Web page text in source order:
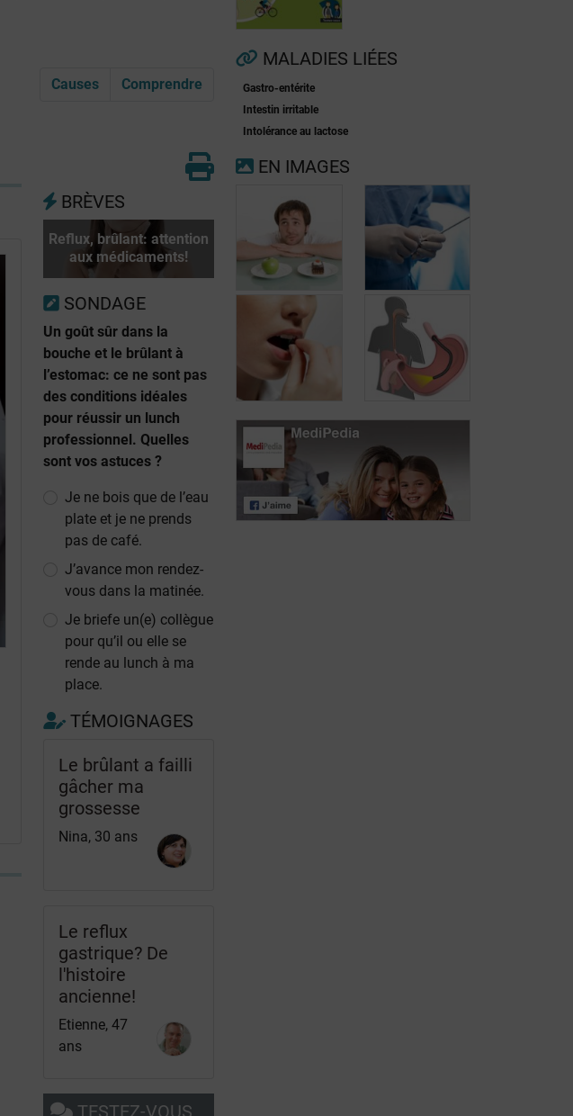
Causes Comprendre
BRÈVES
Reflux, brûlant: attention
aux médicaments!
SONDAGE
Un goût sûr dans la
bouche et le brûlant à
l’estomac: ce ne sont pas
des conditions idéales
pour réussir un lunch
professionnel. Quelles
sont vos astuces ?
Je ne bois que de l’eau
plate et je ne prends
pas de café.
J’avance mon rendez-
vous dans la matinée.
Je briefe un(e) collègue
pour qu’il ou elle se
rende au lunch à ma
place.
TÉMOIGNAGES
Le brûlant a failli
gâcher ma
grossesse
Nina, 30 ans
Le reflux
gastrique? De
l'histoire
ancienne!
Etienne, 47
ans
TESTEZ-VOUS
Fibrillation
auriculaire
Insuffisance
pancréatique
MALADIES LIÉES
Gastro-entérite
Intestin irritable
Intolérance au lactose
EN IMAGES
Comment lutter
contre le RGO
au quotidien?
La chirurgie
antireflux
Les
médicaments:
une solution
contre le RGO
Comment
diagnostiquer
un RGO?